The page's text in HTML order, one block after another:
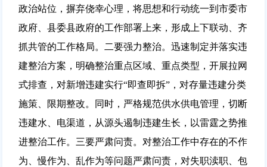
政治站位，摒弃侥幸心理，将思想和行动统一到市委市
政府、县委县政府的工作部署上来，形成上下联动、齐
抓共管的工作格局。二要强力整治。迅速制定并落实违
建整治方案，明确整治重点区域、重点类型，开展拉网
式排查，对新增违建实行“即查即拆”，对存量违建分类
施策、限期整改。同时，严格规范供水供电管理，切断
违建水、电渠道，从源头遏制违建生长，以雷霆之势推
进整治工作。三要严肃问责。对整治工作中存在的不作
为、慢作为、乱作为等问题严肃问责，对失职渎职、包